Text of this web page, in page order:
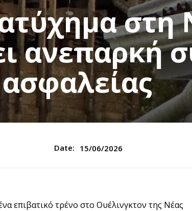
στη
ανεπαρκή
ασφαλείας
Date: 15/06/2026
επιβατικό τρένο στο Ουέλινγκτον της Νέας